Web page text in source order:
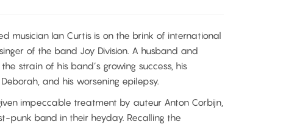
musician Ian Curtis is on the brink of international
of the band Joy Division. A husband and
strain of his band’s growing success, his
and his worsening epilepsy.
impeccable treatment by auteur Anton Corbijn,
punk band in their heyday. Recalling the